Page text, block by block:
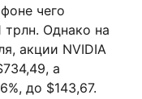
чего
трлн. Однако на
акции NVIDIA
а
до $143,67.